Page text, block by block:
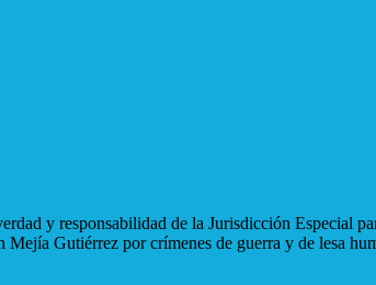
y responsabilidad de la Jurisdicción Especial
Gutiérrez por crímenes de guerra y de lesa